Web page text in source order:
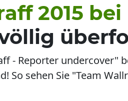
2015 bei
- Reporter undercover"
So sehen Sie "Team